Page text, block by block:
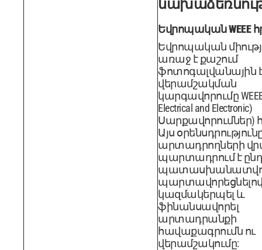
Եվրոպական WEEE
Եվրոպական
առաջ է քաշում
ֆոտոգալվանային
վերամշակման
կարգավորումը WEEE
Electrical and Electronic)
Սարքավորումներ)
Այս
արտադրողների
պարտադրում է
կազմակերպել և
ֆինանսավորել
արտադրանքի
հավաքագրումն ու
վերամշակումը: